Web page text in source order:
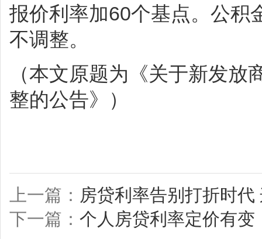
报价利率加60个基点。公积
不调整。
（本文原题为《关于新发
整的公告》）
上一篇： 房贷利率告别打折时
下一篇： 个人房贷利率定价有